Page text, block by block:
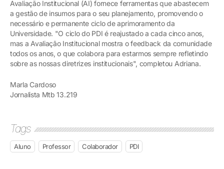
Avaliação Institucional (AI) fornece ferramentas que abastecem
a gestão de insumos para o seu planejamento, promovendo o
necessário e permanente ciclo de aprimoramento da
Universidade. "O ciclo do PDI é reajustado a cada cinco anos,
mas a Avaliação Institucional mostra o feedback da comunidade
todos os anos, o que colabora para estarmos sempre refletindo
sobre as nossas diretrizes institucionais", completou Adriana.
Marla Cardoso
Jornalista Mtb 13.219
Tags
Aluno Professor Colaborador PDI